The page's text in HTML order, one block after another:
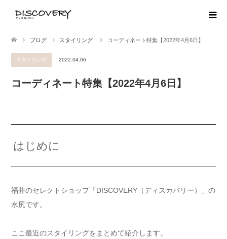
ブログ スタイリング コーディネート特集【2022年4月6日】
スタイリング 2022.04.06
コーディネート特集【2022年4月6日】
はじめに
福井のセレクトショップ「DISCOVERY（ディスカバリー）」の
水尻です。
ここ最近のスタイリングをまとめて紹介します。